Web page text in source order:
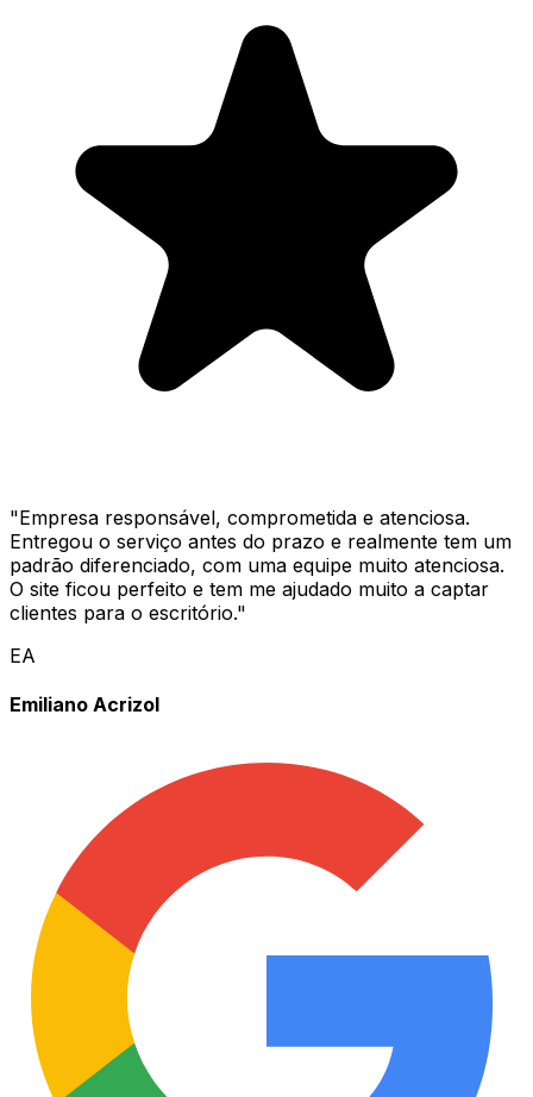
"Empresa responsável, comprometida e atenciosa.
Entregou o serviço antes do prazo e realmente tem um
padrão diferenciado, com uma equipe muito atenciosa.
O site ficou perfeito e tem me ajudado muito a captar
clientes para o escritório."
EA
Emiliano Acrizol